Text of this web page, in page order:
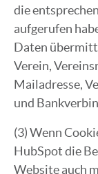
die
aufgerufen
Daten
Verein,
Mailadresse,
und
(3) Wenn
HubSpot die
Website auch